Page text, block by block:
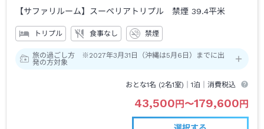
【サファリルーム】スーペリアトリプル 禁煙 39.4平米
トリプル 食事なし 禁煙
旅の過ごし方 ※2027年3月31日（沖縄は5月6日）までに出
発の方対象
おとな1名 (2名1室)｜1泊 ｜消費税込
43,500円〜179,600円